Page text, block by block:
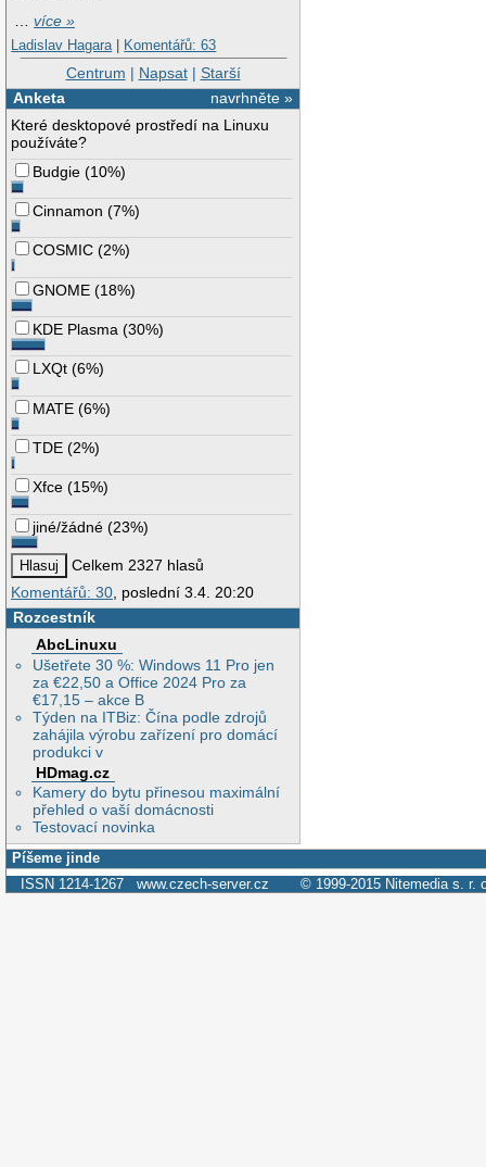
…více »
Ladislav Hagara | Komentářů: 63
Centrum | Napsat| Starší
navrhněte »
Anketa
Které desktopové prostředí na Linuxu
používáte?
Budgie (10%)
Cinnamon (7%)
COSMIC (2%)
GNOME (18%)
KDE Plasma (30%)
LXQt (6%)
MATE (6%)
TDE (2%)
Xfce (15%)
jiné/žádné (23%)
Celkem 2327 hlasů
Komentářů: 30, poslední 3.4. 20:20
Rozcestník
AbcLinuxu
Ušetřete 30 %: Windows 11 Pro jen
za €22,50 a Office 2024 Pro za
€17,15 – akce B
Týden na ITBiz: Čína podle zdrojů
zahájila výrobu zařízení pro domácí
produkci v
HDmag.cz
Kamery do bytu přinesou maximální
přehled o vaší domácnosti
Testovací novinka
Píšeme jinde
ISSN 1214-1267 www.czech-server.cz © 1999-2015 Nitemedia s. r.